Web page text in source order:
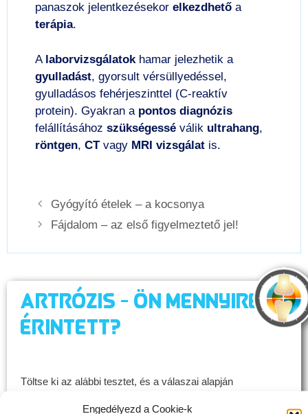
Engedélyezd a Cookie-k
panaszok jelentkezésekor elkezdhető a
terápia.
A laborvizsgálatokhamar jelezhetik a
gyulladást, gyorsult vérsüllyedéssel,
gyulladásos fehérjeszinttel (C-reaktív
protein). Gyakran a pontos diagnózis
felállításához szükségessé válik ultrahang,
röntgen, CTvagy MRI vizsgálat is.
Gyógyító ételek – a kocsonya
Fájdalom – az első figyelmeztető jel!
Artrózis - Ön mennyire
érintett?
Töltse ki az alábbi tesztet, és a válaszai alapján